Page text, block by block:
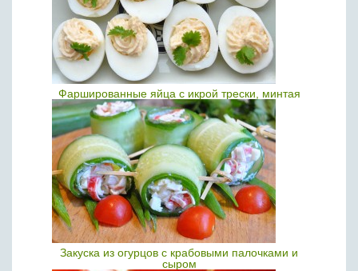
Фаршированные яйца с икрой трески, минтая
Закуска из огурцов с крабовыми палочками и
сыром